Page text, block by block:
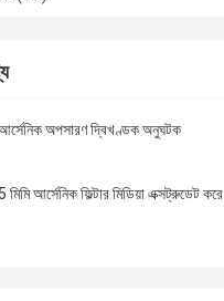
অপসারণ দ্বিখণ্ডক অনুঘটক
5 মিমি আর্সেনিক ফিল্টার মিডিয়া এক্সট্রুডেট করে